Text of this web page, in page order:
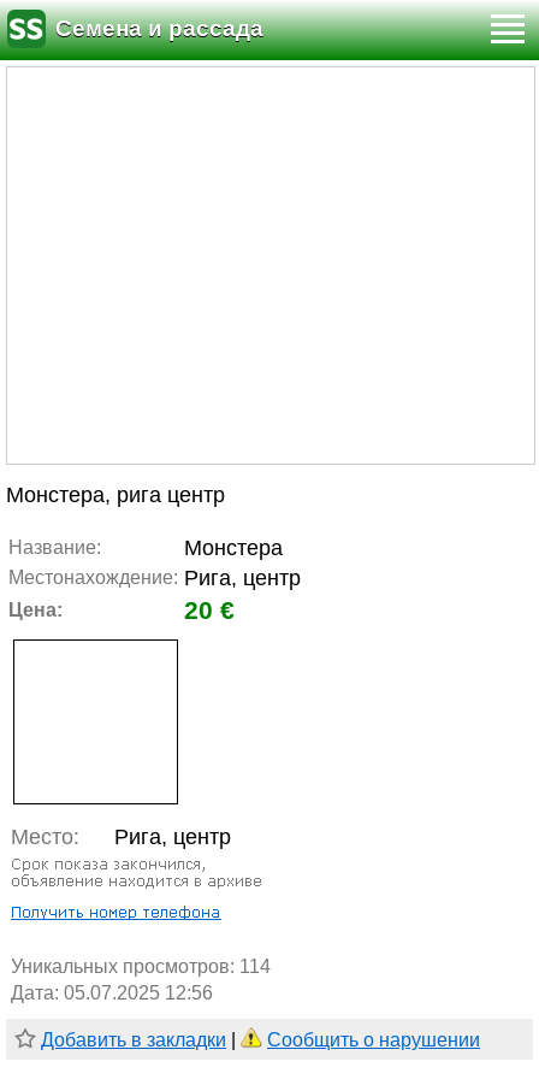
Семена и рассада
Монстера, рига центр
Название: Монстера
Местонахождение: Рига, центр
Цена: 20 €
Место: Рига, центр
Уникальных просмотров: 114
Дата: 05.07.2025 12:56
Добавить в закладки Сообщить о нарушении